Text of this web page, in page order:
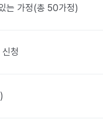
는 가정(총 50가정)
청